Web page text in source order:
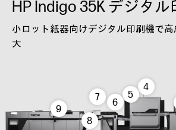
HP Indigo 35K デジタル
小ロット紙器向けデジタル印刷機で
大
4
5
6
7
8
9